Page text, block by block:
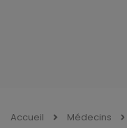
Accueil Médecins